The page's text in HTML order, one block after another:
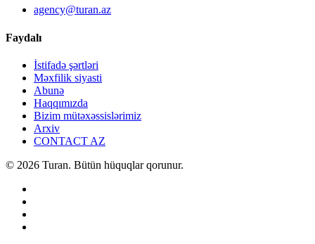
agency@turan.az
Faydalı
İstifadə şərtləri
Məxfilik siyasti
Abunə
Haqqımızda
Bizim mütəxəssislərimiz
Arxiv
CONTACT AZ
© 2026 Turan. Bütün hüquqlar qorunur.